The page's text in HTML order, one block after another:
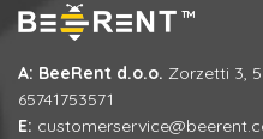
A: BeeRent d.o.o. Zorzetti 3,
65741753571
E: